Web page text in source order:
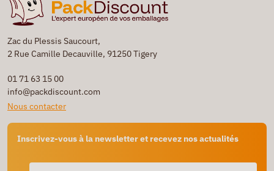
Zac du Plessis Saucourt,
2 Rue Camille Decauville, 91250 Tigery
01 71 63 15 00
info@packdiscount.com
Nous contacter
Inscrivez-vous à la newsletter et recevez nos actualités